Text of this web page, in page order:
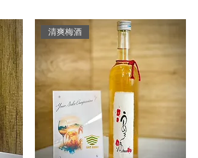
清爽梅酒